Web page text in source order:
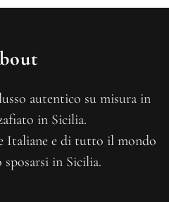
autentico su misura in
in Sicilia.
Italiane e di tutto il mondo
sposarsi in Sicilia.